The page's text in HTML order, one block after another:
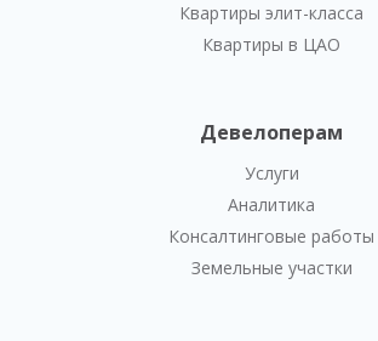
Квартиры элит-класса
Квартиры в ЦАО
Девелоперам
Услуги
Аналитика
Консалтинговые работы
Земельные участки